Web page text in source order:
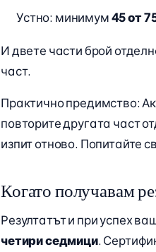
Устно: минимум45 от
И двете части брой
част.
Практично предимство:
повторите другата част
изпит отново. Попитайте
Когато получавам
Резултатът и при успех
четири седмици.